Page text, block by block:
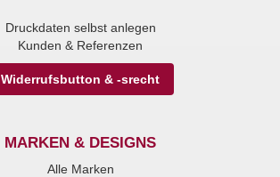
Druckdaten selbst anlegen
Kunden & Referenzen
Widerrufsbutton & -srecht
MARKEN & DESIGNS
Alle Marken